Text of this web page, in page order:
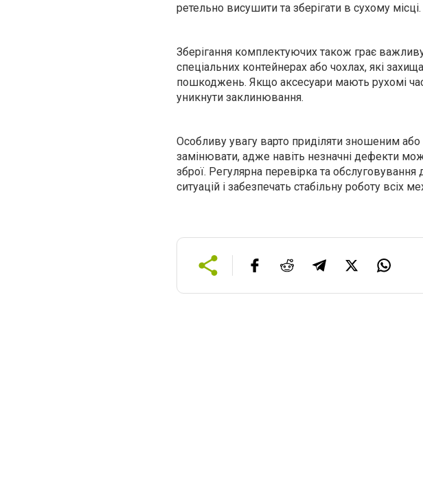
ретельно висушити та зберігати в сухому місці.
Зберігання комплектуючих також грає
спеціальних контейнерах або чохлах, які
пошкоджень. Якщо аксесуари мають рухомі
уникнути заклинювання.
Особливу увагу варто приділяти зношеним
замінювати, адже навіть незначні дефекти
зброї. Регулярна перевірка та
ситуацій і забезпечать стабільну роботу всіх